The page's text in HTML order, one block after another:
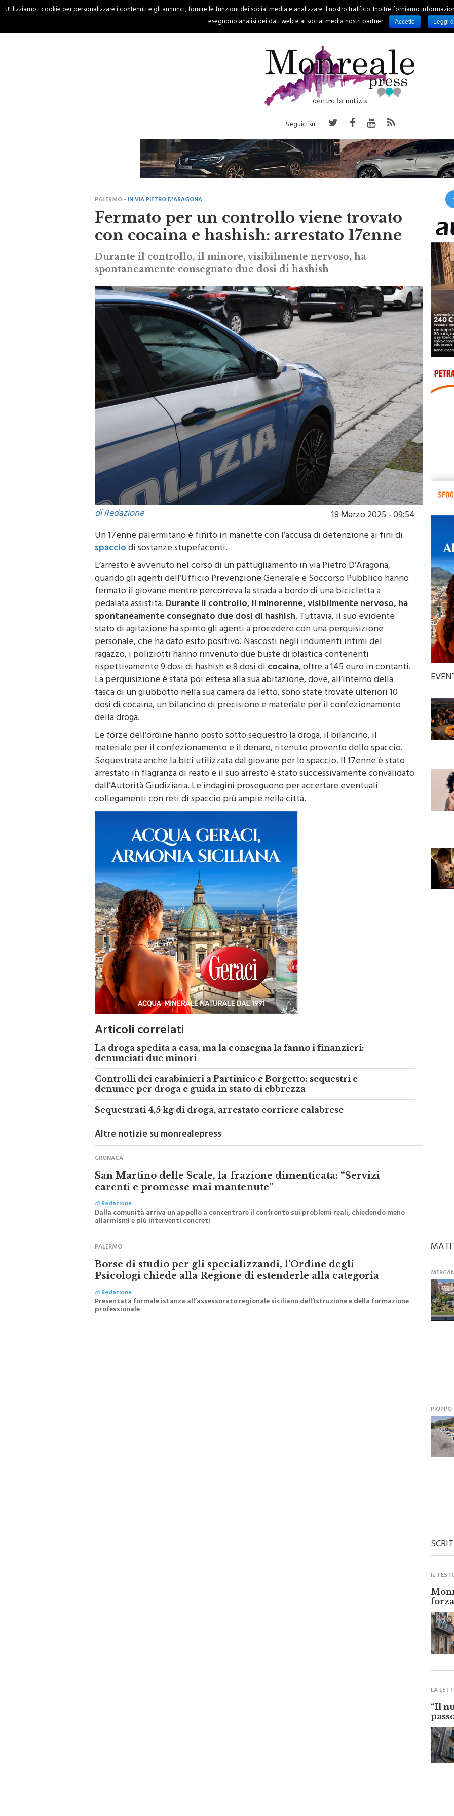
HOME CRONACA PALERMO REGIONE EVENTI RUBRICHE SPORT
Seguici su:
PALERMO - IN VIA PIETRO D’ARAGONA
Fermato per un controllo viene trovato
con cocaina e hashish: arrestato 17enne
Durante il controllo, il minore, visibilmente nervoso, ha
spontaneamente consegnato due dosi di hashish
di Redazione
18 Marzo 2025 - 09:54
Un 17enne palermitano è finito in manette con l’accusa di detenzione ai fini di
spacciodi sostanze stupefacenti.
L’arresto è avvenuto nel corso di un pattugliamento in via Pietro D’Aragona,
quando gli agenti dell’Ufficio Prevenzione Generale e Soccorso Pubblico hanno
fermato il giovane mentre percorreva la strada a bordo di una bicicletta a
pedalata assistita.Durante il controllo, il minorenne, visibilmente nervoso, ha
spontaneamente consegnato due dosi di hashish. Tuttavia, il suo evidente
stato di agitazione ha spinto gli agenti a procedere con una perquisizione
personale, che ha dato esito positivo. Nascosti negli indumenti intimi del
ragazzo, i poliziotti hanno rinvenuto due buste di plastica contenenti
rispettivamente 9 dosi di hashish e 8 dosi dicocaina, oltre a 145 euro in contanti.
La perquisizione è stata poi estesa alla sua abitazione, dove, all’interno della
tasca di un giubbotto nella sua camera da letto, sono state trovate ulteriori 10
dosi di cocaina, un bilancino di precisione e materiale per il confezionamento
della droga.
Le forze dell’ordine hanno posto sotto sequestro la droga, il bilancino, il
materiale per il confezionamento e il denaro, ritenuto provento dello spaccio.
Sequestrata anche la bici utilizzata dal giovane per lo spaccio. Il 17enne è stato
arrestato in flagranza di reato e il suo arresto è stato successivamente convalidato
dall’Autorità Giudiziaria. Le indagini proseguono per accertare eventuali
collegamenti con reti di spaccio più ampie nella città.
Articoli correlati
La droga spedita a casa, ma la consegna la fanno i finanzieri:
denunciati due minori
Controlli dei carabinieri a Partinico e Borgetto: sequestri e
denunce per droga e guida in stato di ebbrezza
Sequestrati 4,5 kg di droga, arrestato corriere calabrese
Altre notizie su monrealepress
CRONACA
San Martino delle Scale, la frazione dimenticata: “Servizi
carenti e promesse mai mantenute”
diRedazione
Dalla comunità arriva un appello a concentrare il confronto sui problemi reali, chiedendo meno
allarmismi e più interventi concreti
PALERMO
Borse di studio per gli specializzandi, l’Ordine degli
Psicologi chiede alla Regione di estenderle alla categoria
diRedazione
Presentata formale istanza all’assessorato regionale siciliano dell’Istruzione e della formazione
professionale
PIOPPO
IL
LA
“Il
Utilizziamo i cookie per personalizzare i contenuti e gli annunci, fornire le funzioni dei social media e analizzare il nostro traffico. Inoltre forniamo
eseguono analisi dei dati web e ai social media nostri partner.
Accetto Leggi